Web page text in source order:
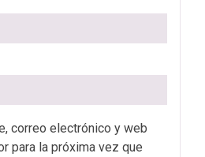
correo electrónico y web
para la próxima vez que